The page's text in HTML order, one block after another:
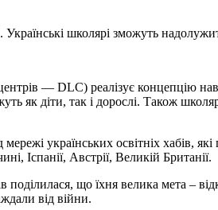
школярі зможуть
— DLC) реалізує концепцію
як діти, так і дорослі. Також
українських освітніх хабів,
Іспанії, Австрії, Великій Британії.
поділилася, що їхня велика мета –
від війни.